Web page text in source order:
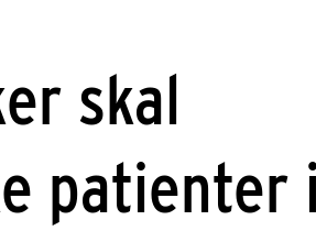
skal
patienter i